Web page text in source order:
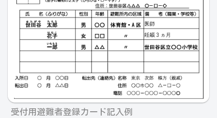
受付用避難者登録カード記入例